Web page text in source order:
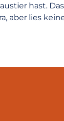
hast.
aber lies